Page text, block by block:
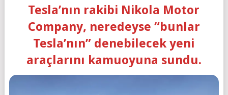
Tesla’nın rakibi Nikola Motor
Company, neredeyse “bunlar
Tesla’nın” denebilecek yeni
araçlarını kamuoyuna sundu.